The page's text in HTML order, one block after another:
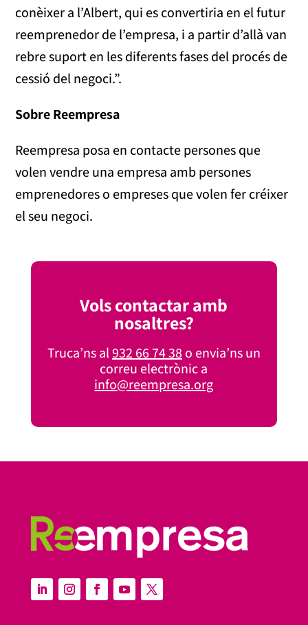
conèixer a l’Albert, qui es convertiria en el futur
reemprenedor de l’empresa, i a partir d’allà van
rebre suport en les diferents fases del procés de
cessió del negoci.”.
Sobre Reempresa
Reempresa posa en contacte persones que
volen vendre una empresa amb persones
emprenedores o empreses que volen fer créixer
el seu negoci.
Vols contactar amb
nosaltres?
Truca’ns al932 66 74 38o envia’ns un
correu electrònic a
info@reempresa.org